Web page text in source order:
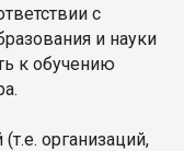
с
и науки
к обучению
организаций,